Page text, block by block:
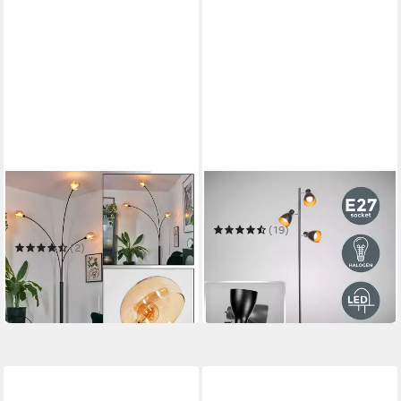
HOFSTEIN
Stehlampe Stehlampe aus
Metall in Schwarz/Bernstein
im Retro/Vintage-Design
(2)
99,99 € UVP129,90 €
-23%
in 2-3 Werktagen bei dir
Stehlampe BKL1199
(19)
83,99 €
in 3-4 Werktagen bei dir